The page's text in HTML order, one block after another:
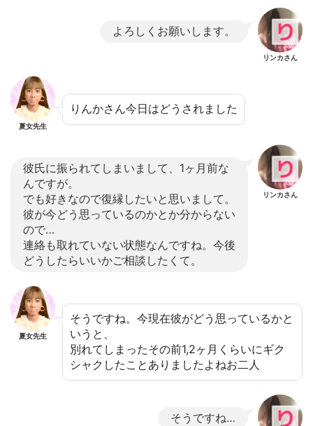
よろしくお願いします。
リンカさん
夏女先生
りんかさん今日はどうされました
彼氏に振られてしまいまして、1ヶ月前な
んですが。
でも好きなので復縁したいと思いまして。
彼が今どう思っているのかとか分からない
ので…
連絡も取れていない状態なんですね。今後
どうしたらいいかご相談したくて。
リンカさん
夏女先生
そうですね。今現在彼がどう思っているかと
いうと、
別れてしまったその前1,2ヶ月くらいにギク
シャクしたことありましたよねお二人
そうですね…